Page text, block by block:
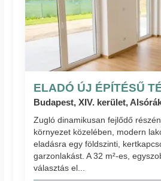
ELADÓ ÚJ ÉPÍTÉSŰ
Budapest, XIV. kerület,
Zugló dinamikusan fejlődő
környezet közelében, modern
eladásra egy földszinti,
garzonlakást. A 32 m²-es,
választás el...